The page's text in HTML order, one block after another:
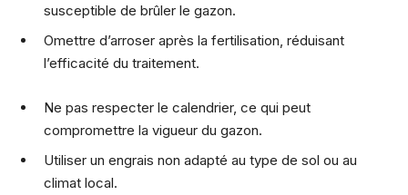
susceptible de brûler le gazon.
Omettre d’arroser après la fertilisation, réduisant
l’efficacité du traitement.
Ne pas respecter le calendrier, ce qui peut
compromettre la vigueur du gazon.
Utiliser un engrais non adapté au type de sol ou au
climat local.